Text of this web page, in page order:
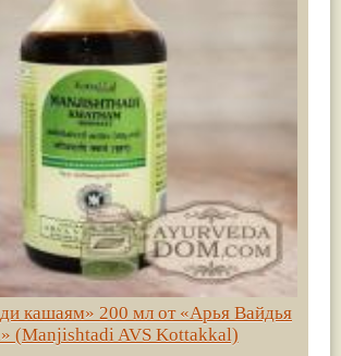
кашаям» 200 мл от «Арья Вайдья
(Manjishtadi AVS Kottakkal)